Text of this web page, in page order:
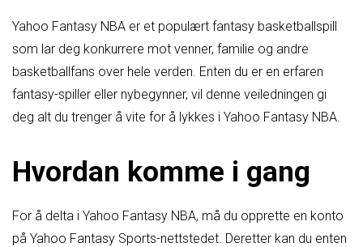
Yahoo Fantasy NBA er et populært fantasy basketballspill
som lar deg konkurrere mot venner, familie og andre
basketballfans over hele verden. Enten du er en erfaren
fantasy-spiller eller nybegynner, vil denne veiledningen gi
deg alt du trenger å vite for å lykkes i Yahoo Fantasy NBA.
Hvordan komme i gang
For å delta i Yahoo Fantasy NBA, må du opprette en konto
på Yahoo Fantasy Sports-nettstedet. Deretter kan du enten